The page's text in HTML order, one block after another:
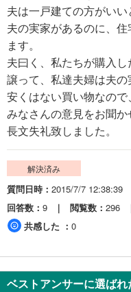
夫は一戸建ての方がいい
夫の実家があるのに、
ます。
夫曰く、私たちが購入
譲って、私達夫婦は夫の
安くはない買い物なので
みなさんの意見をお聞か
長文失礼致しました。
解決済み
質問日時
2015/7/7 12:38:39
回答数
9 閲覧数 296
共感した
0
ベストアンサーに選ばれ